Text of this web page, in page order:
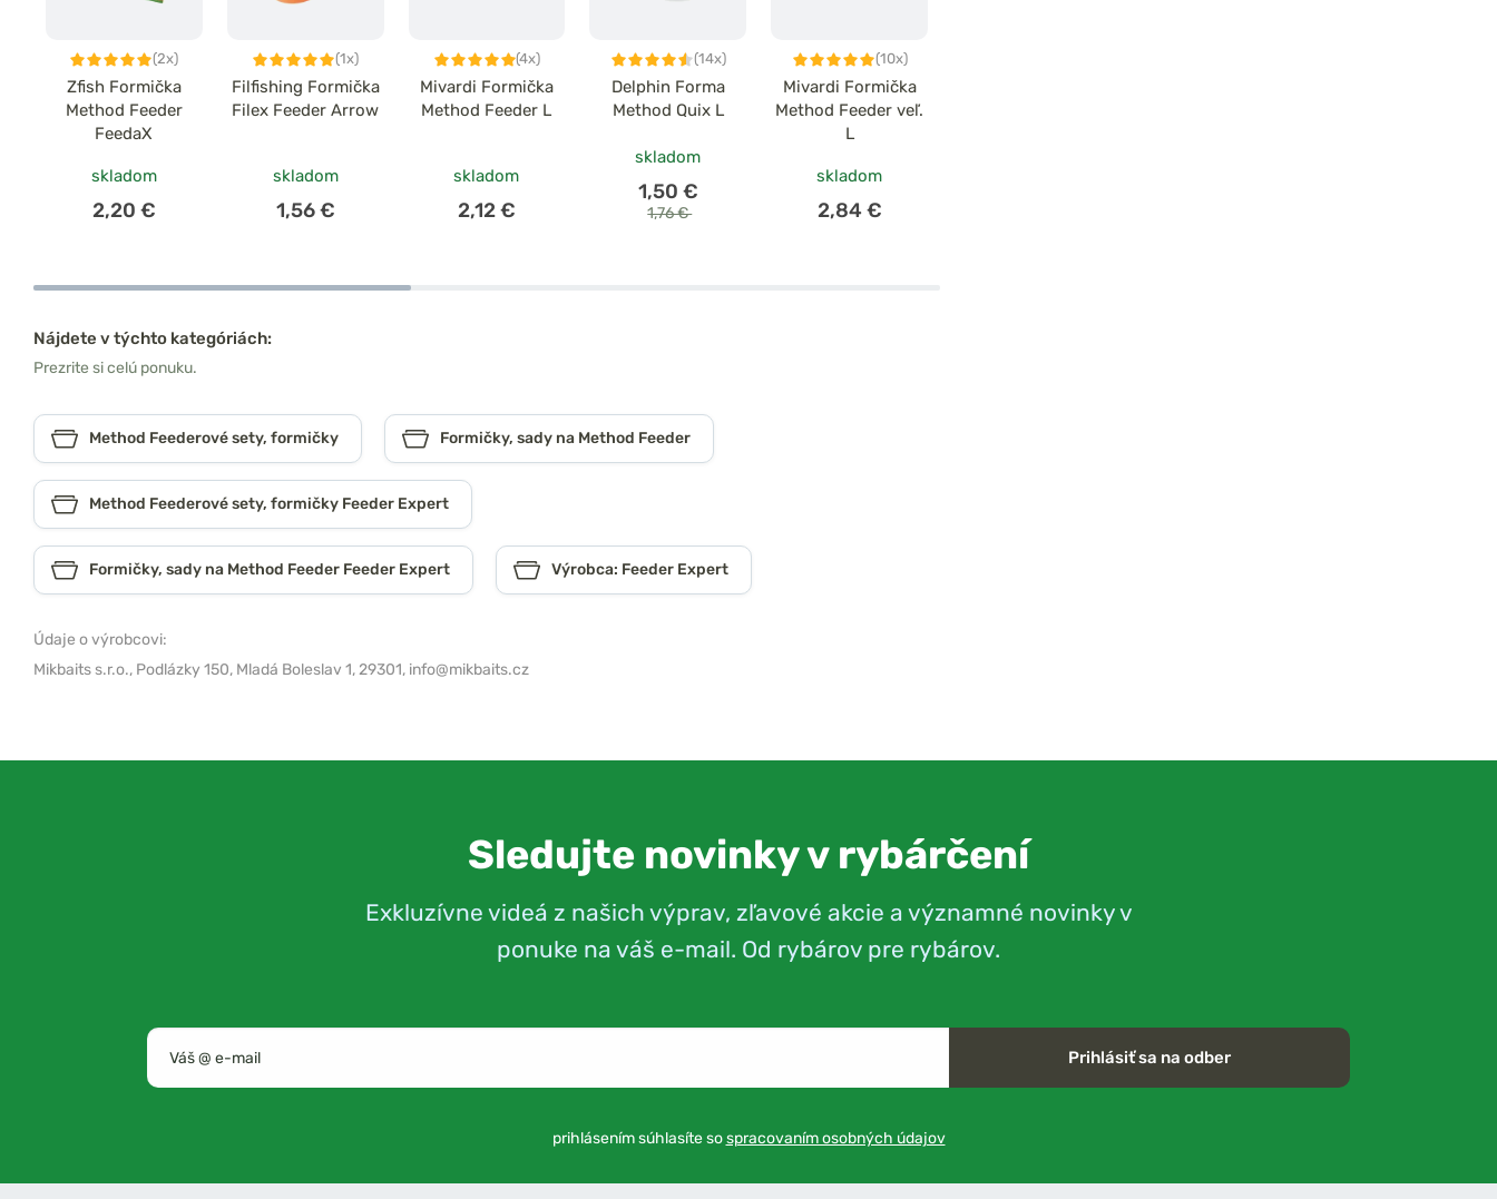
(2x)
Zfish Formička
Method Feeder
FeedaX
skladom
2,20 €
(1x)
Filfishing Formička
Filex Feeder Arrow
skladom
1,56 €
(4x)
Mivardi Formička
Method Feeder L
skladom
2,12 €
(14x)
Delphin Forma
Method Quix L
skladom
1,50 €
1,76 €
(10x)
Mivardi Formička
Method Feeder veľ.
L
skladom
2,84 €
Nájdete v týchto kategóriách:
Prezrite si celú ponuku.
Method Feederové sety, formičky Formičky, sady na Method Feeder
Method Feederové sety, formičky Feeder Expert
Formičky, sady na Method Feeder Feeder Expert Výrobca: Feeder Expert
Údaje o výrobcovi:
Mikbaits s.r.o., Podlázky 150, Mladá Boleslav 1, 29301, info@mikbaits.cz
Sledujte novinky v rybárčení
Exkluzívne videá z našich výprav, zľavové akcie a významné novinky v
ponuke na váš e-mail. Od rybárov pre rybárov.
Prihlásiť sa na odber
prihlásením súhlasíte sospracovaním osobných údajov